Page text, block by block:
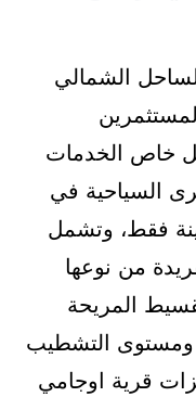
الشمالي
خاص الخدمات
السياحية في
فقط، وتشمل
من نوعها
المريحة
ومستوى التشطيب
قرية اوجامي